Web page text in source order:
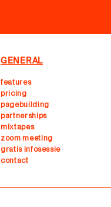
GENERAL
features
pricing
pagebuilding
partnerships
mixtapes
zoom meeting
gratis infosessie
contact